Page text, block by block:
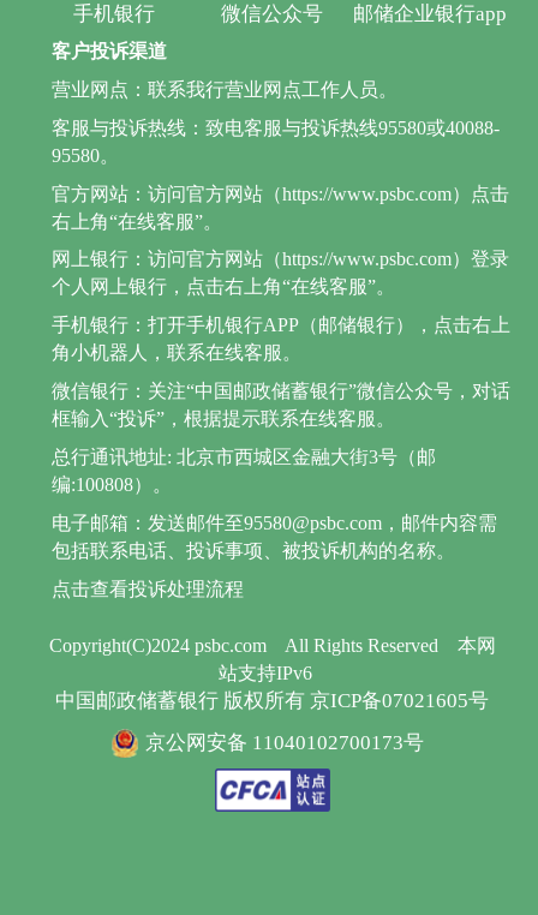
手机银行 微信公众号 邮储企业银行app
Copyright(C)2024 psbc.com All Rights Reserved
本网
站支持IPv6
中国邮政储蓄银行 版权所有 京ICP备07021605号
京公网安备 11040102700173号
客户投诉渠道
营业网点：联系我行营业网点工作人员。
客服与投诉热线：致电客服与投诉热线95580或40088-
95580。
官方网站：访问官方网站（https://www.psbc.com）点击
右上角“在线客服”。
网上银行：访问官方网站（https://www.psbc.com）登录
个人网上银行，点击右上角“在线客服”。
手机银行：打开手机银行APP（邮储银行），点击右上
角小机器人，联系在线客服。
微信银行：关注“中国邮政储蓄银行”微信公众号，对话
框输入“投诉”，根据提示联系在线客服。
总行通讯地址: 北京市西城区金融大街3号（邮
编:100808）。
电子邮箱：发送邮件至95580@psbc.com，邮件内容需
包括联系电话、投诉事项、被投诉机构的名称。
点击查看投诉处理流程